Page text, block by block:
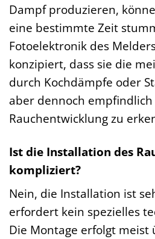
Dampf produzieren,
eine bestimmte Zeit
Fotoelektronik des
konzipiert, dass sie die
durch Kochdämpfe oder
aber dennoch
Rauchentwicklung zu
Ist die Installation des
kompliziert?
Nein, die Installation ist
erfordert kein spezielles
Die Montage erfolgt meist